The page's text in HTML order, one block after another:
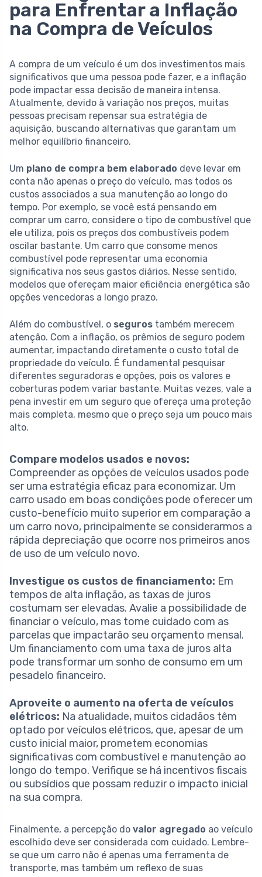
para Enfrentar a Inflação
na Compra de Veículos
A compra de um veículo é um dos investimentos mais
significativos que uma pessoa pode fazer, e a inflação
pode impactar essa decisão de maneira intensa.
Atualmente, devido à variação nos preços, muitas
pessoas precisam repensar sua estratégia de
aquisição, buscando alternativas que garantam um
melhor equilíbrio financeiro.
Um plano de compra bem elaborado deve levar em
conta não apenas o preço do veículo, mas todos os
custos associados a sua manutenção ao longo do
tempo. Por exemplo, se você está pensando em
comprar um carro, considere o tipo de combustível que
ele utiliza, pois os preços dos combustíveis podem
oscilar bastante. Um carro que consome menos
combustível pode representar uma economia
significativa nos seus gastos diários. Nesse sentido,
modelos que ofereçam maior eficiência energética são
opções vencedoras a longo prazo.
Além do combustível, o seguros também merecem
atenção. Com a inflação, os prêmios de seguro podem
aumentar, impactando diretamente o custo total de
propriedade do veículo. É fundamental pesquisar
diferentes seguradoras e opções, pois os valores e
coberturas podem variar bastante. Muitas vezes, vale a
pena investir em um seguro que ofereça uma proteção
mais completa, mesmo que o preço seja um pouco mais
alto.
Compare modelos usados e novos:
Compreender as opções de veículos usados pode
ser uma estratégia eficaz para economizar. Um
carro usado em boas condições pode oferecer um
custo-benefício muito superior em comparação a
um carro novo, principalmente se considerarmos a
rápida depreciação que ocorre nos primeiros anos
de uso de um veículo novo.
Investigue os custos de financiamento: Em
tempos de alta inflação, as taxas de juros
costumam ser elevadas. Avalie a possibilidade de
financiar o veículo, mas tome cuidado com as
parcelas que impactarão seu orçamento mensal.
Um financiamento com uma taxa de juros alta
pode transformar um sonho de consumo em um
pesadelo financeiro.
Aproveite o aumento na oferta de veículos
elétricos: Na atualidade, muitos cidadãos têm
optado por veículos elétricos, que, apesar de um
custo inicial maior, prometem economias
significativas com combustível e manutenção ao
longo do tempo. Verifique se há incentivos fiscais
ou subsídios que possam reduzir o impacto inicial
na sua compra.
Finalmente, a percepção do valor agregado ao veículo
escolhido deve ser considerada com cuidado. Lembre-
se que um carro não é apenas uma ferramenta de
transporte, mas também um reflexo de suas